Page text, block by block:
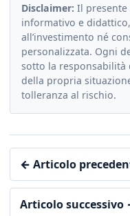
Disclaimer: Il
informativo e
all’investimento né
personalizzata. Ogni
sotto la responsabilità
della propria
tolleranza al rischio.
← Articolo
Articolo successivo